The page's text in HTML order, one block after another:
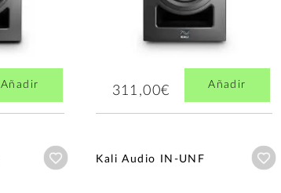
Añadir 311,00€ Añadir
Añadir a wishlist
Kali Audio IN-UNF